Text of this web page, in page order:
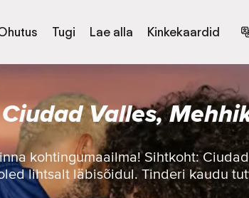
Tugi Lae alla Kinkekaardid
Valles,
kohtingumaailma! Sihtkoht:
lihtsalt läbisõidul. Tinderi kaudu